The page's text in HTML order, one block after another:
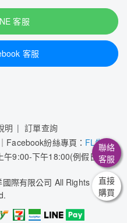
客服
客服
明
訂單查詢
｜Facebook紛絲專頁： FL生活+
午9:00-下午18:00(例假日公
際有限公司 All Rights
聯絡
客服
直接
購買